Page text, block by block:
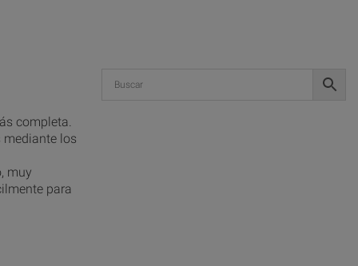
completa.
mediante los
muy
para